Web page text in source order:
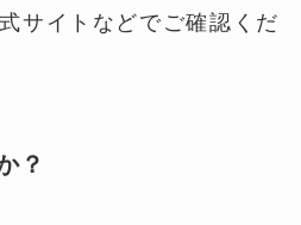
サイトなどでご確認くだ
？